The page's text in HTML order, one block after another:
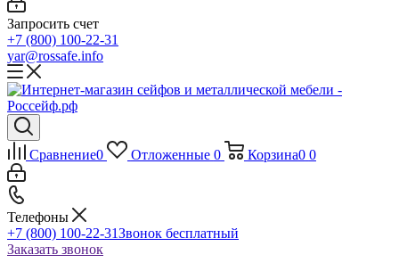
Запросить счет
+7 (800) 100-22-31
yar@rossafe.info
Сравнение0 Отложенные 0 Корзина0 0
Телефоны
+7 (800) 100-22-31Звонок бесплатный
Заказать звонок